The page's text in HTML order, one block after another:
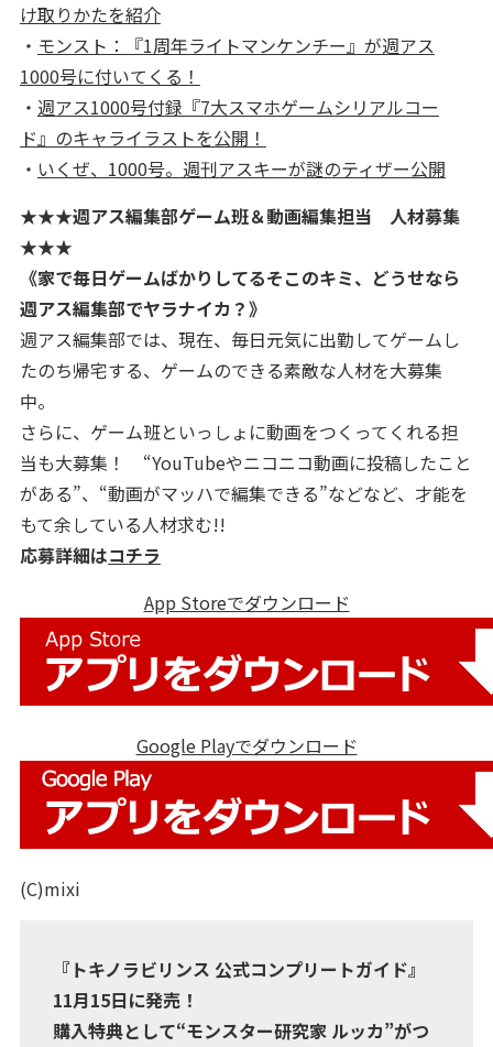
け取りかたを紹介
・ モンスト：『1周年ライトマンケンチー』が週アス
1000号に付いてくる！
・ 週アス1000号付録『7大スマホゲームシリアルコー
ド』のキャライラストを公開！
・ いくぜ、1000号。週刊アスキーが謎のティザー公開
★★★週アス編集部ゲーム班＆動画編集担当 人材募集
★★★
《家で毎日ゲームばかりしてるそこのキミ、どうせなら
週アス編集部でヤラナイカ？》
週アス編集部では、現在、毎日元気に出勤してゲームし
たのち帰宅する、ゲームのできる素敵な人材を大募集
中。
さらに、ゲーム班といっしょに動画をつくってくれる担
当も大募集！ “YouTubeやニコニコ動画に投稿したこと
がある”、“動画がマッハで編集できる”などなど、才能を
もて余している人材求む!!
応募詳細はコチラ
App Storeでダウンロード
Google Playでダウンロード
(C)mixi
『トキノラビリンス 公式コンプリートガイド』
11月15日に発売！
購入特典として“モンスター研究家 ルッカ”がつ